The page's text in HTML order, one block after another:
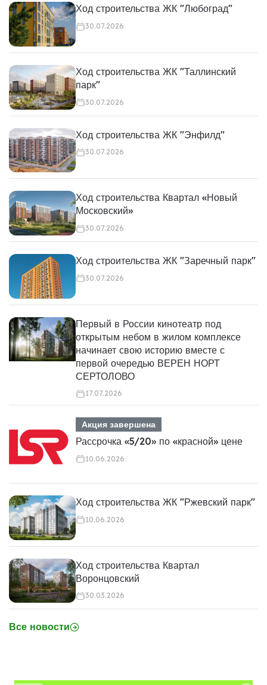
Ход строительства ЖК "Любоград"
30.07.2026
Ход строительства ЖК "Таллинский
парк"
30.07.2026
Ход строительства ЖК "Энфилд"
30.07.2026
Ход строительства Квартал «Новый
Московский»
30.07.2026
Ход строительства ЖК "Заречный парк"
30.07.2026
Первый в России кинотеатр под
открытым небом в жилом комплексе
начинает свою историю вместе с
первой очередью ВЕРЕН НОРТ
СЕРТОЛОВО
17.07.2026
Акция завершена
Рассрочка «5/20» по «красной» цене
10.06.2026
Ход строительства ЖК "Ржевский парк"
10.06.2026
Ход строительства Квартал
Воронцовский
30.03.2026
Все новости